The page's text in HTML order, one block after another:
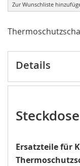
Zur Wunschliste
Details
Ersatzteile für